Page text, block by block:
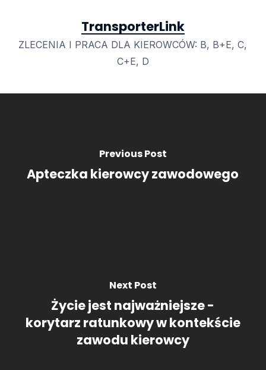
TransporterLink
ZLECENIA I PRACA DLA KIEROWCÓW: B, B+E, C,
C+E, D
Previous Post
Apteczka kierowcy zawodowego
Next Post
Życie jest najważniejsze -
korytarz ratunkowy w kontekście
zawodu kierowcy